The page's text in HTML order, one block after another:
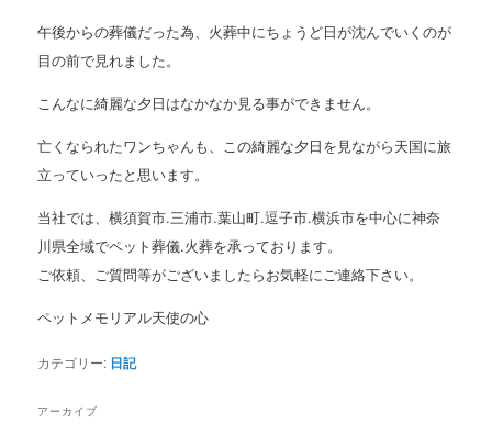
午後からの葬儀だった為、火葬中にちょうど日が沈んでいくのが
目の前で見れました。
こんなに綺麗な夕日はなかなか見る事ができません。
亡くなられたワンちゃんも、この綺麗な夕日を見ながら天国に旅
立っていったと思います。
当社では、横須賀市.三浦市.葉山町.逗子市.横浜市を中心に神奈
川県全域でペット葬儀.火葬を承っております。
ご依頼、ご質問等がございましたらお気軽にご連絡下さい。
ペットメモリアル天使の心
カテゴリー: 日記
アーカイブ